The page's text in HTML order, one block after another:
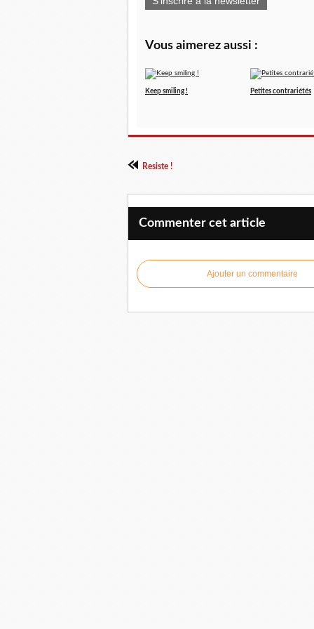
Vous aimerez aussi :
Keep smiling ! Petites contrariétés
Resiste !
Commenter cet article
Ajouter un commentaire